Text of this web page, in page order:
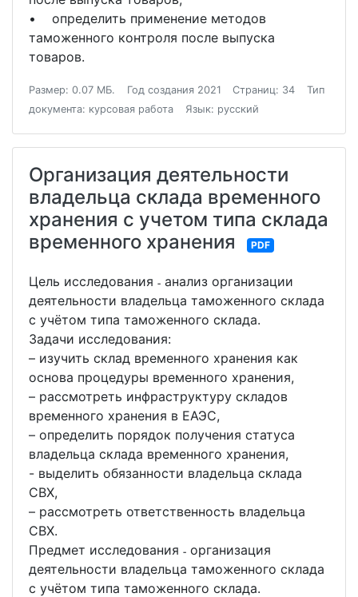
• определить применение методов
таможенного контроля после выпуска
товаров.
Размер: 0.07 МБ. Год создания 2021 Страниц: 34
Тип
документа: курсовая работа
Язык: русский
Организация деятельности
владельца склада временного
хранения с учетом типа склада
временного хранения
PDF
Цель исследования ˗ анализ организации
деятельности владельца таможенного склада
с учётом типа таможенного склада.
Задачи исследования:
– изучить склад временного хранения как
основа процедуры временного хранения,
– рассмотреть инфраструктуру складов
временного хранения в ЕАЭС,
– определить порядок получения статуса
владельца склада временного хранения,
- выделить обязанности владельца склада
СВХ,
– рассмотреть ответственность владельца
СВХ.
Предмет исследования ˗ организация
деятельности владельца таможенного склада
с учётом типа таможенного склада.